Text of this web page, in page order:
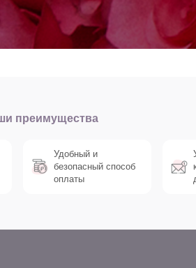
преимущества
Удобный и
безопасный способ
оплаты